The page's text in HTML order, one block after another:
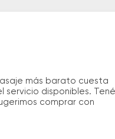
más barato cuesta
disponibles.
comprar con